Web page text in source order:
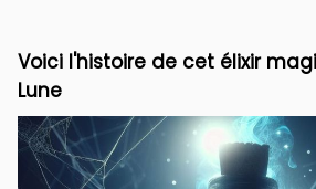
Voici l'histoire de cet élixir
Lune